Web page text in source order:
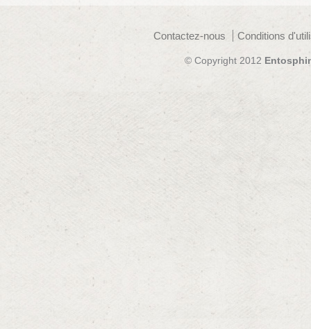
Contactez-nous Conditions
© Copyright 2012